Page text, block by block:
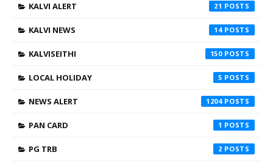
KALVI ALERT 21
KALVI NEWS 14
KALVISEITHI 150
LOCAL HOLIDAY 5
NEWS ALERT 1204
PAN CARD 1
PG TRB 2